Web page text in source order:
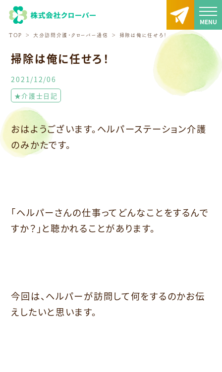
TOP 大分訪問介護・クローバー通信 掃除は俺に任せろ！
掃除は俺に任せろ！
2021/12/06
★介護士日記
おはようございます。ヘルパーステーション介護
のみかたです。
「ヘルパーさんの仕事ってどんなことをするんで
すか？」と聴かれることがあります。
今回は、ヘルパーが訪問して何をするのかお伝
えしたいと思います。